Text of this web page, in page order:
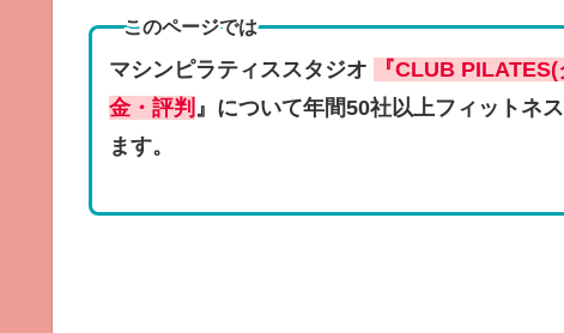
このページでは
マシンピラティススタジオ
『CLUB
金・評判 』について年間50社以上フィットネ
ます。